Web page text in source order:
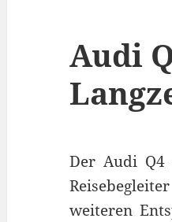
Audi
Der Audi
weiteren